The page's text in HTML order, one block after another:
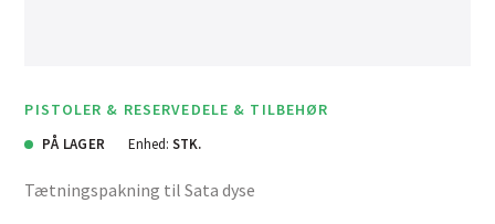
PISTOLER & RESERVEDELE & TILBEHØR
PÅ LAGER Enhed: STK.
Tætningspakning til Sata dyse